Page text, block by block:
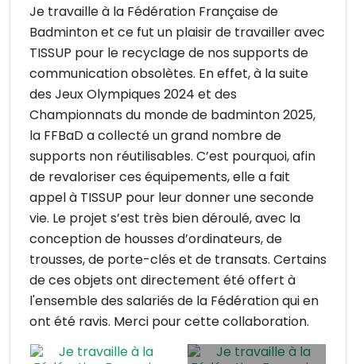
Je travaille à la Fédération Française de
Badminton et ce fut un plaisir de travailler avec
TISSUP pour le recyclage de nos supports de
communication obsolètes. En effet, à la suite
des Jeux Olympiques 2024 et des
Championnats du monde de badminton 2025,
la FFBaD a collecté un grand nombre de
supports non réutilisables. C’est pourquoi, afin
de revaloriser ces équipements, elle a fait
appel à TISSUP pour leur donner une seconde
vie. Le projet s’est très bien déroulé, avec la
conception de housses d’ordinateurs, de
trousses, de porte-clés et de transats. Certains
de ces objets ont directement été offert à
l'ensemble des salariés de la Fédération qui en
ont été ravis. Merci pour cette collaboration.